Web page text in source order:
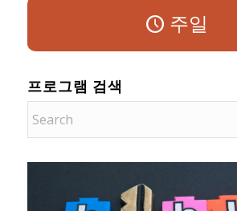
주일
프로그램 검색